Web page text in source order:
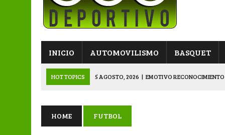
INICIO AUTOMOVILISMO BASQUET
HOT TOPICS 5 AGOSTO, 2026 | EMOTIVO
3 AGOSTO, 2026 | APERTURA: VÍA Y OBRAS YA ESTÁ EN SEMIS,
HOME FUTBOL